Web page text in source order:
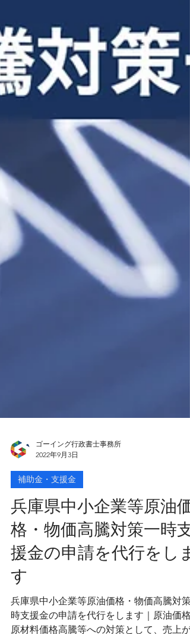
ゴーイング行政書士事務所
2022年9月3日
補助金・支援金
兵庫県中小企業等原油価
格・物価高騰対策一時支
援金の申請を代行をしま
す
兵庫県中小企業等原油価格・物価高騰対策